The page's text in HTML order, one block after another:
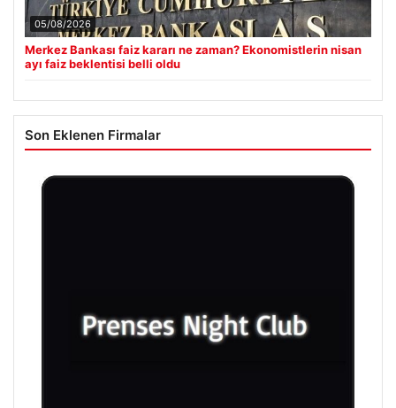
05/08/2026
Merkez Bankası faiz kararı ne zaman? Ekonomistlerin nisan
ayı faiz beklentisi belli oldu
Son Eklenen Firmalar